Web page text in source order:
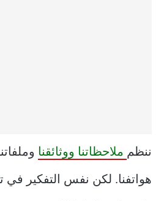
ننظم ملاحظاتنا ووثائقنا
هواتفنا. لكن نفس التفكير في